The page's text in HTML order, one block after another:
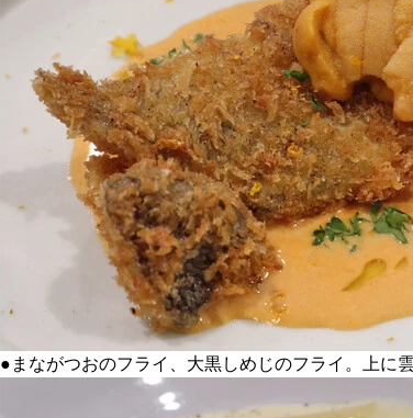
●まながつおのフライ、大黒しめじのフライ。上に